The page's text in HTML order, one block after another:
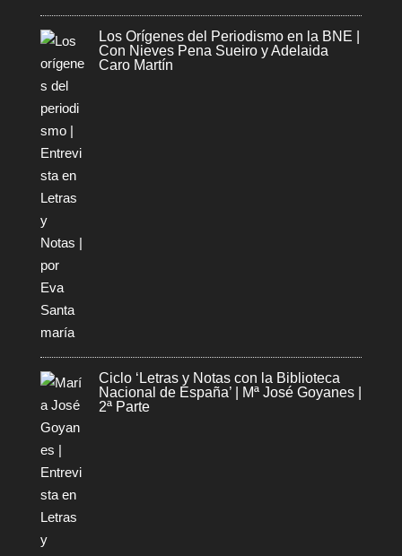
Los Orígenes del Periodismo en la BNE |
Con Nieves Pena Sueiro y Adelaida
Caro Martín
Ciclo ‘Letras y Notas con la Biblioteca
Nacional de España’ | Mª José Goyanes |
2ª Parte